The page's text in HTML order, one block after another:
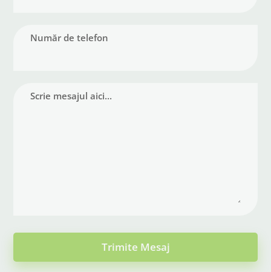
Număr de telefon
Scrie mesajul aici...
Trimite Mesaj